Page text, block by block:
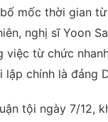
mốc thời gian
nghị sĩ Yoon
việc từ chức
chính là đảng
tội ngày 7/12,